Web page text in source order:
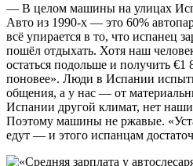
— В целом машины на улицах
Авто из 1990-х — это 60%
всё упирается в то, что испанец
пошёл отдыхать. Хотя наш
остаться подольше и получить
поновее». Люди в Испании
общения, а у нас — от
Испании другой климат, нет
Поэтому машины не ржавые.
едут — и этого испанцам